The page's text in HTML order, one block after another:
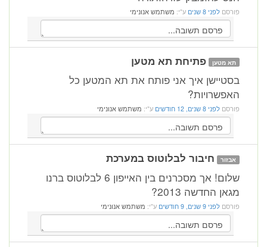
פורסם לפני 8 שנים ע"י: משתמש אנונימי
תא מטען פתיחת תא מטען
בסטיישן איך אני פותח את תא המטען כל
האפשרויות?
פורסם לפני 8 שנים, 12 חודשים ע"י: משתמש אנונימי
אבזור חיבור לבלוטוס במערכת
שלום! אך מסכרנים בין האייפון 6 לבלוטוס ברנו
מגאן החדשה 2013?
פורסם לפני 9 שנים, 9 חודשים ע"י: משתמש אנונימי